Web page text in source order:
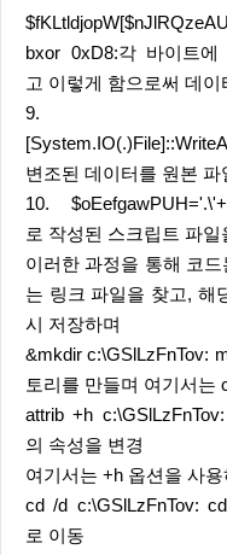
bxor 0xD8:각 바이트
고 이렇게 함으로써 데이
9.
변조된 데이터를 원본 파
10.
로 작성된 스크립트 파일
이러한 과정을 통해 코
는 링크 파일을 찾고, 해
시 저장하며
&mkdir c:\GSlLzFnTov:
토리를 만들며 여기서는
attrib +h
의 속성을 변경
여기서는 +h 옵션을 사
cd /d c:\GSlLzFnTov:
로 이동